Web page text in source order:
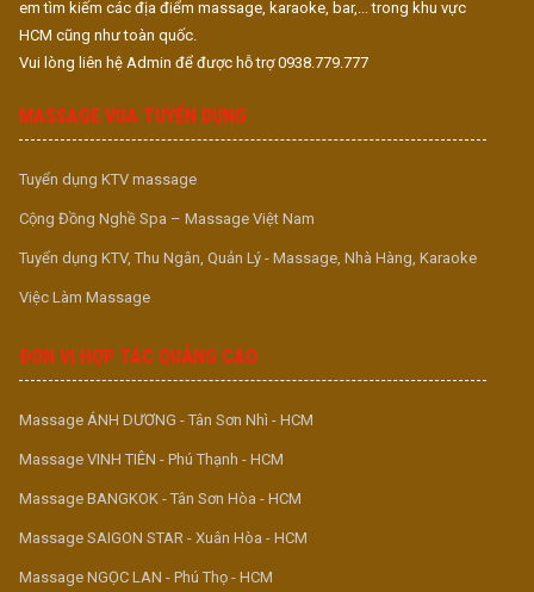
em tìm kiếm các địa điểm massage, karaoke, bar,... trong khu vực
HCM cũng như toàn quốc.
Vui lòng liên hệ Admin để được hỗ trợ 0938.779.777
MASSAGE VUA TUYỂN DỤNG
Tuyển dụng KTV massage
Cộng Đồng Nghề Spa – Massage Việt Nam
Tuyển dụng KTV, Thu Ngân, Quản Lý - Massage, Nhà Hàng, Karaoke
Việc Làm Massage
ĐƠN VỊ HỢP TÁC QUẢNG CÁO
Massage ÁNH DƯƠNG - Tân Sơn Nhì - HCM
Massage VINH TIÊN - Phú Thạnh - HCM
Massage BANGKOK - Tân Sơn Hòa - HCM
Massage SAIGON STAR - Xuân Hòa - HCM
Massage NGỌC LAN - Phú Thọ - HCM